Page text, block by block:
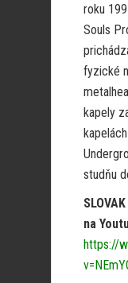
roku
Souls
fyzické
kapely
studňu
na
https://